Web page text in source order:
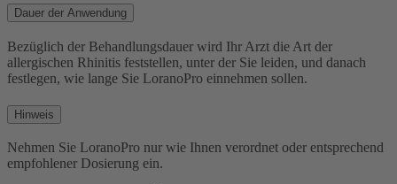
Dauer der Anwendung
Bezüglich der Behandlungsdauer wird Ihr Arzt die Art der
allergischen Rhinitis feststellen, unter der Sie leiden, und danach
festlegen, wie lange Sie LoranoPro einnehmen sollen.
Hinweis
Nehmen Sie LoranoPro nur wie Ihnen verordnet oder entsprechend
empfohlener Dosierung ein.